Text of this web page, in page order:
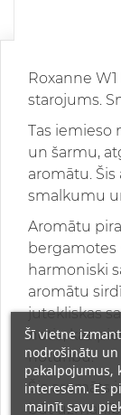
Roxanne
starojums.
Tas iemieso
un šarmu,
aromātu.
smalkumu
Aromātu
bergamotes
harmoniski
aromātu
jutekliskas
notis, kas
noturību.
Šis aromāts
būt
Šī vietne
nodrošinātu
pakalpojumus,
interesēm. Es
mainīt savu